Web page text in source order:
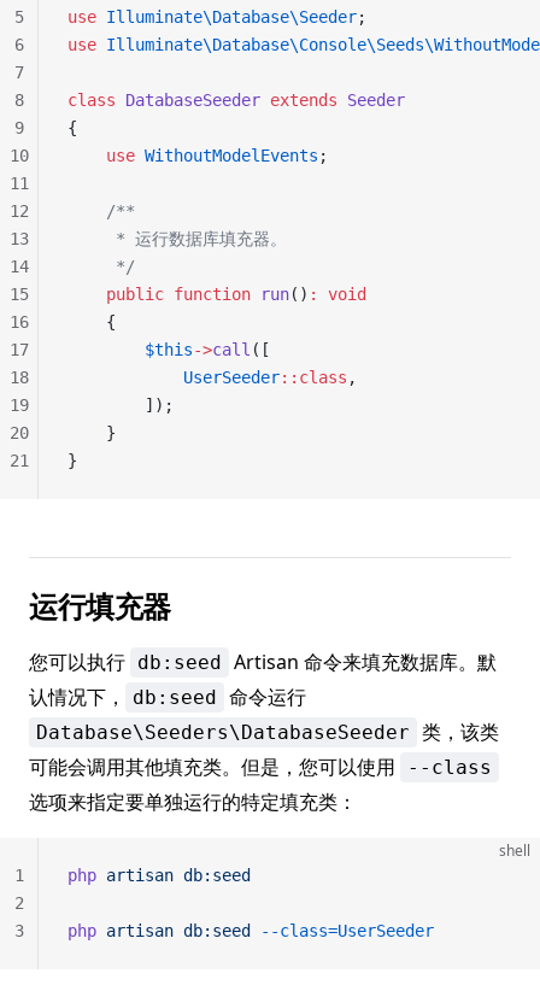
use Illuminate\Database\Seeder;
use
class DatabaseSeeder extends Seeder
{
    use
WithoutModelEvents ;
    /**
     * 运行数据库填充器。
     */
    public
function run() :
void
    {
        $this
->call ([
            UserSeeder
::class ,
        ]);
    }
}
5
6
7
8
9
10
11
12
13
14
15
16
17
18
19
20
21
运行填充器
您可以执行 db:seed Artisan 命令来填充数据库。默
认情况下，
db:seed 命令运行
Database\Seeders\DatabaseSeeder 类，该类
可能会调用其他填充类。但是，您可以使用
--class
选项来指定要单独运行的特定填充类：
shell
php artisan db:seed
php artisan db:seed --class=UserSeeder
1
2
3